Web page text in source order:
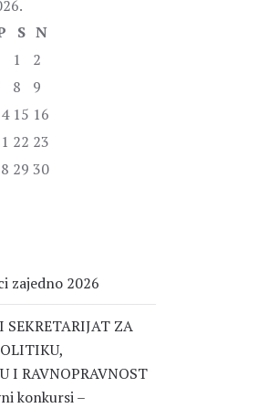
S N
1
2
8
9
15 16
22 23
29 30
zajedno 2026
SEKRETARIJAT ZA
I RAVNOPRAVNOST
konkursi –